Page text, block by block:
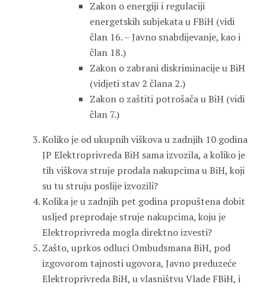
Zakon o energiji i regulaciji
energetskih subjekata u FBiH (vidi
član 16. – Javno snabdijevanje, kao i
član 18.)
Zakon o zabrani diskriminacije u BiH
(vidjeti stav 2 člana 2.)
Zakon o zaštiti potrošača u BiH (vidi
član 7.)
Koliko je od ukupnih viškova u zadnjih 10 godina
JP Elektroprivreda BiH sama izvozila, a koliko je
tih viškova struje prodala nakupcima u BiH, koji
su tu struju poslije izvozili?
Kolika je u zadnjih pet godina propuštena dobit
usljed preprodaje struje nakupcima, koju je
Elektroprivreda mogla direktno izvesti?
Zašto, uprkos odluci Ombudsmana BiH, pod
izgovorom tajnosti ugovora, Javno preduzeće
Elektroprivreda BiH, u vlasništvu Vlade FBiH, i